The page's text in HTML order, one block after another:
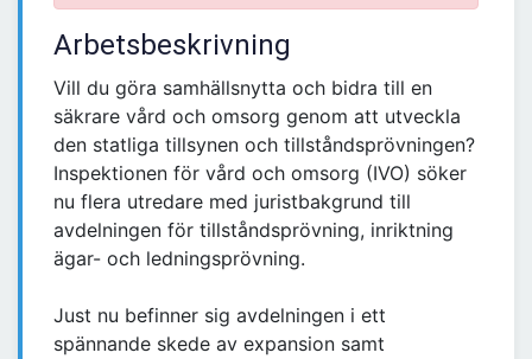
Arbetsbeskrivning
Vill du göra samhällsnytta och bidra till en
säkrare vård och omsorg genom att utveckla
den statliga tillsynen och tillståndsprövningen?
Inspektionen för vård och omsorg (IVO) söker
nu flera utredare med juristbakgrund till
avdelningen för tillståndsprövning, inriktning
ägar- och ledningsprövning.
Just nu befinner sig avdelningen i ett
spännande skede av expansion samt